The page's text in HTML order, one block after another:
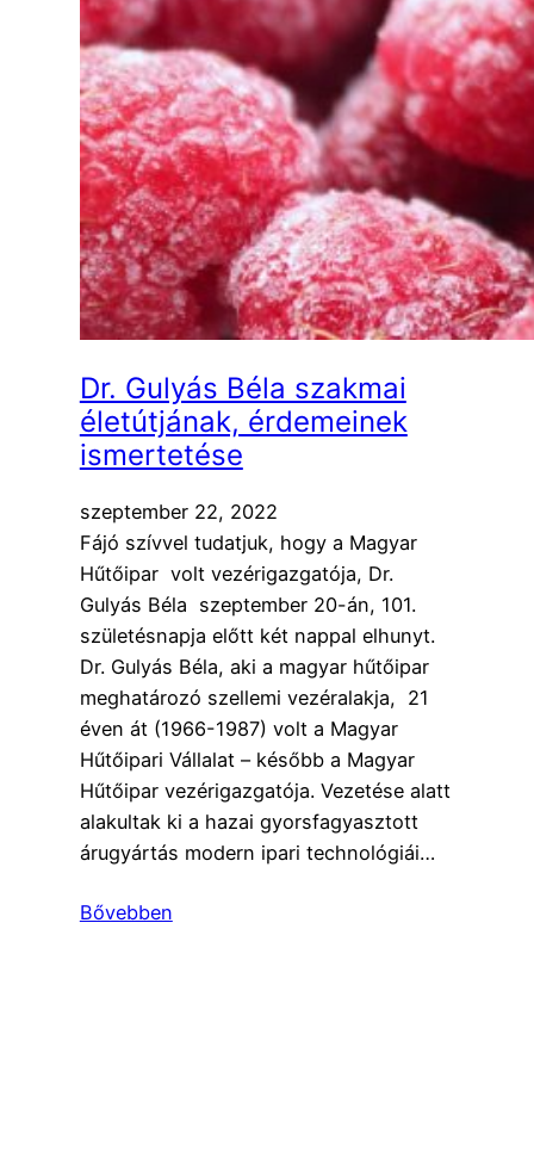
Dr. Gulyás Béla szakmai
életútjának, érdemeinek
ismertetése
szeptember 22, 2022
Fájó szívvel tudatjuk, hogy a Magyar
Hűtőipar volt vezérigazgatója, Dr.
Gulyás Béla szeptember 20-án, 101.
születésnapja előtt két nappal elhunyt.
Dr. Gulyás Béla, aki a magyar hűtőipar
meghatározó szellemi vezéralakja, 21
éven át (1966-1987) volt a Magyar
Hűtőipari Vállalat – később a Magyar
Hűtőipar vezérigazgatója. Vezetése alatt
alakultak ki a hazai gyorsfagyasztott
árugyártás modern ipari technológiái…
Bővebben